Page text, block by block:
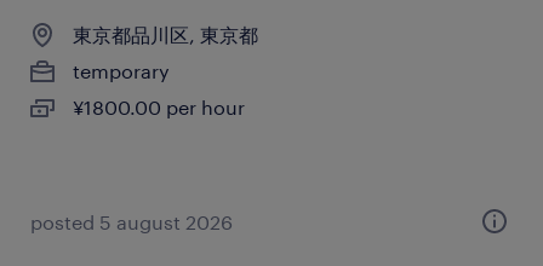
東京都品川区, 東京都
temporary
¥1800.00 per hour
posted 5 august 2026